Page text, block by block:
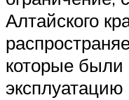
Алтайского
которые